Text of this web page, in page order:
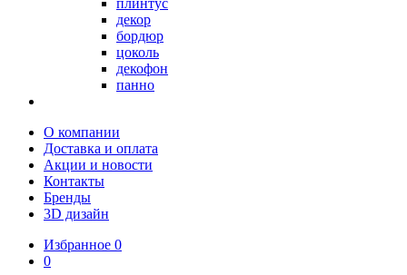
плинтус
декор
бордюр
цоколь
декофон
панно
О компании
Доставка и оплата
Акции и новости
Контакты
Бренды
3D дизайн
Избранное 0
0